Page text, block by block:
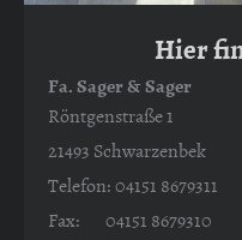
Hier
Fa. Sager & Sager
Röntgenstraße 1
21493 Schwarzenbek
Telefon: 04151 8679311
Fax: 04151 8679310